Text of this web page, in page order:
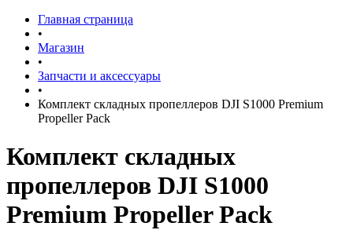
Главная страница
•
Магазин
•
Запчасти и аксессуары
•
Комплект складных пропеллеров DJI S1000 Premium
Propeller Pack
Комплект складных
пропеллеров DJI S1000
Premium Propeller Pack